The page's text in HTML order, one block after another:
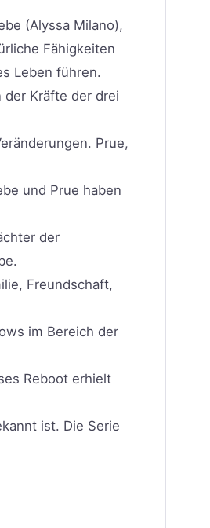
(Alyssa Milano),
Fähigkeiten
Leben führen.
der Kräfte der drei
Prue,
und Prue haben
der
Freundschaft,
im Bereich der
Reboot erhielt
ist. Die Serie